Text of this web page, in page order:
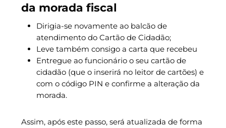
da morada fiscal
Dirigia-se novamente ao balcão de
atendimento do Cartão de Cidadão;
Leve também consigo a carta que recebeu
Entregue ao funcionário o seu cartão de
cidadão (que o inserirá no leitor de cartões) e
com o código PIN e confirme a alteração da
morada.
Assim, após este passo, será atualizada de forma